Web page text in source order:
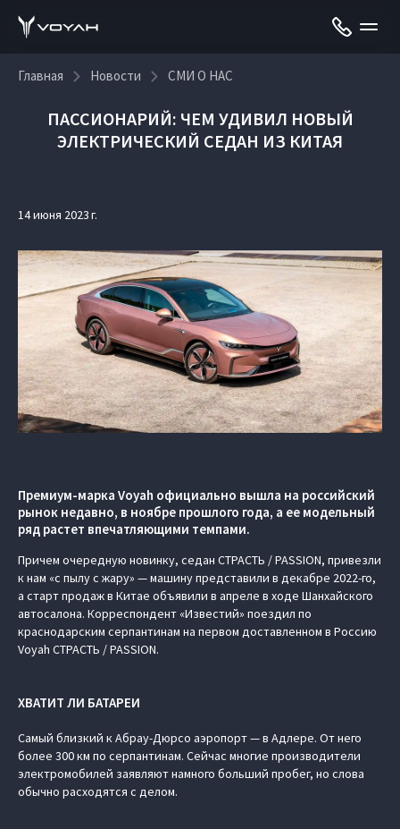
Главная Новости СМИ О НАС
ПАССИОНАРИЙ: ЧЕМ УДИВИЛ НОВЫЙ
ЭЛЕКТРИЧЕСКИЙ СЕДАН ИЗ КИТАЯ
14 июня 2023 г.
Премиум-марка Voyah официально вышла на российский
рынок недавно, в ноябре прошлого года, а ее модельный
ряд растет впечатляющими темпами.
Причем очередную новинку, седан СТРАСТЬ / PASSION, привезли
к нам «с пылу с жару» — машину представили в декабре 2022-го,
а старт продаж в Китае объявили в апреле в ходе Шанхайского
автосалона. Корреспондент «Известий» поездил по
краснодарским серпантинам на первом доставленном в Россию
Voyah СТРАСТЬ / PASSION.
ХВАТИТ ЛИ БАТАРЕИ
Самый близкий к Абрау-Дюрсо аэропорт — в Адлере. От него
более 300 км по серпантинам. Сейчас многие производители
электромобилей заявляют намного больший пробег, но слова
обычно расходятся с делом.